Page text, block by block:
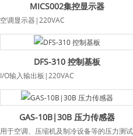
MICS002集控显示器
空调显示器|220VAC
DFS-310 控制基板
I/O输入输出板|220VAC
GAS-10B|30B 压力传感器
用于空调、压缩机及制冷设备等的压力测试